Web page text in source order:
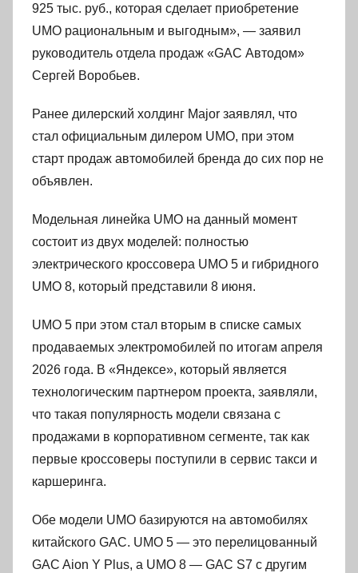
925 тыс. руб., которая сделает приобретение
UMO рациональным и выгодным», — заявил
руководитель отдела продаж «GAC Автодом»
Сергей Воробьев.
Ранее дилерский холдинг Major заявлял, что
стал официальным дилером UMO, при этом
старт продаж автомобилей бренда до сих пор не
объявлен.
Модельная линейка UMO на данный момент
состоит из двух моделей: полностью
электрического кроссовера UMO 5 и гибридного
UMO 8, который представили 8 июня.
UMO 5 при этом стал вторым в списке самых
продаваемых электромобилей по итогам апреля
2026 года. В «Яндексе», который является
технологическим партнером проекта, заявляли,
что такая популярность модели связана с
продажами в корпоративном сегменте, так как
первые кроссоверы поступили в сервис такси и
каршеринга.
Обе модели UMO базируются на автомобилях
китайского GAC. UMO 5 — это перелицованный
GAC Aion Y Plus, а UMO 8 — GAC S7 с другим